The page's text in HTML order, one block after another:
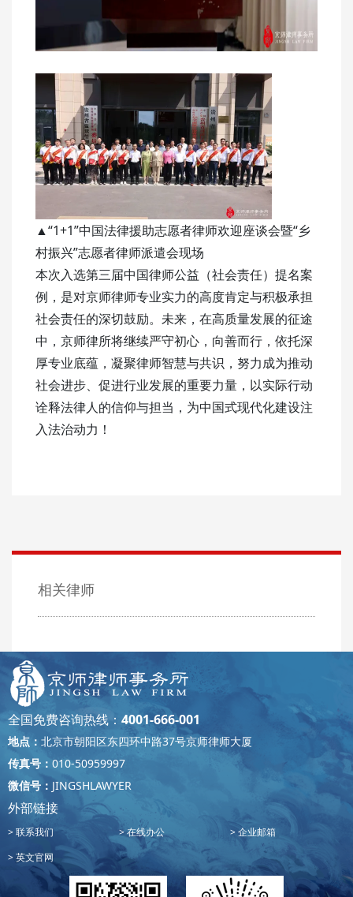
▲“1+1”中国法律援助志愿者律师欢迎座谈会暨“乡
村振兴”志愿者律师派遣会现场
本次入选第三届中国律师公益（社会责任）提名案
例，是对京师律师专业实力的高度肯定与积极承担
社会责任的深切鼓励。未来，在高质量发展的征途
中，京师律所将继续严守初心，向善而行，依托深
厚专业底蕴，凝聚律师智慧与共识，努力成为推动
社会进步、促进行业发展的重要力量，以实际行动
诠释法律人的信仰与担当，为中国式现代化建设注
入法治动力！
相关律师
全国免费咨询热线： 4001-666-001
地点： 北京市朝阳区东四环中路37号京师律师大厦
传真号： 010-50959997
微信号： JINGSHLAWYER
外部链接
联系我们 在线办公
企业邮箱
英文官网